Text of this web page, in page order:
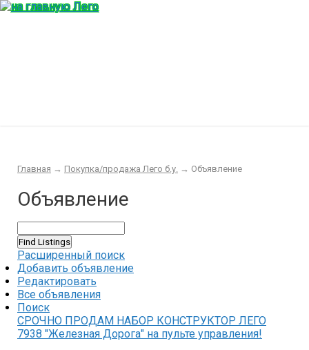
Главная → Покупка/продажа Лего б.у. → Объявление
Объявление
Расширенный поиск
Добавить объявление
Редактировать
Все объявления
Поиск
СРОЧНО ПРОДАМ НАБОР КОНСТРУКТОР ЛЕГО
7938 "Железная Дорога" на пульте управления!